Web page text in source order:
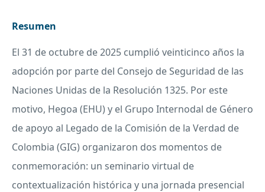
Resumen
El 31 de octubre de 2025 cumplió veinticinco años la
adopción por parte del Consejo de Seguridad de las
Naciones Unidas de la Resolución 1325. Por este
motivo, Hegoa (EHU) y el Grupo Internodal de Género
de apoyo al Legado de la Comisión de la Verdad de
Colombia (GIG) organizaron dos momentos de
conmemoración: un seminario virtual de
contextualización histórica y una jornada presencial